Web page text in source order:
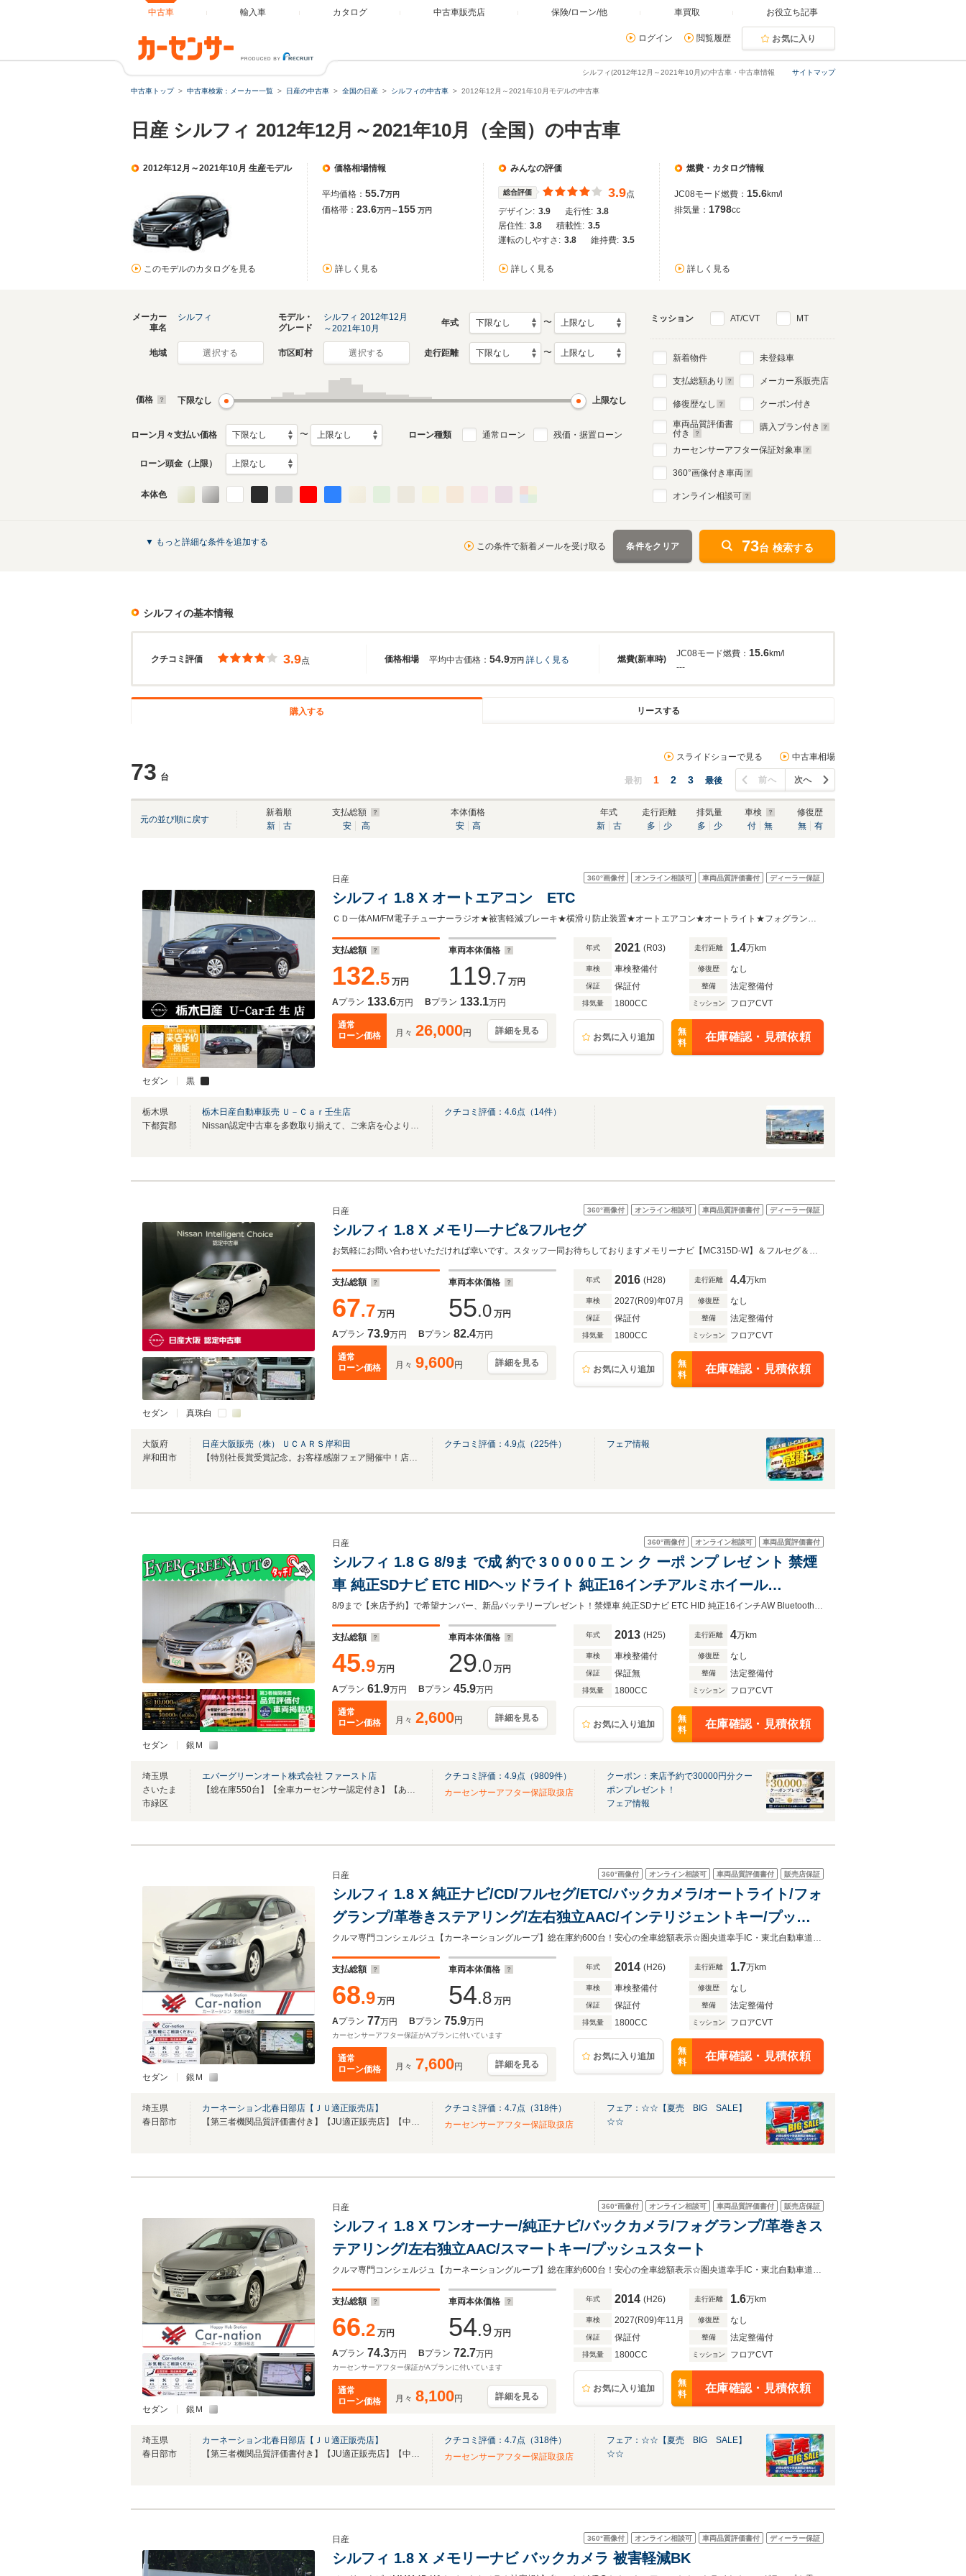
中古車 輸入車 カタログ 中古車販売店 保険/ローン/他 車買取 お役立ち記事
ログイン 閲覧履歴 お気に入り
サイトマップ
シルフィ(2012年12月～2021年10月)の中古車・中古車情報
中古車トップ 中古車検索：メーカー一覧 日産の中古車 全国の日産 シルフィの中古車 2012年12月～2021年10月モデルの中古車
日産 シルフィ 2012年12月～2021年10月（全国）の中古車
2012年12月～2021年10月 生産モデル
このモデルのカタログを見る
価格相場情報
平均価格： 55.7万円
価格帯： 23.6万円～155 万円
詳しく見る
みんなの評価
総合評価 3.9点
デザイン: 3.9 走行性: 3.8
居住性: 3.8 積載性: 3.5
運転のしやすさ: 3.8 維持費: 3.5
詳しく見る
燃費・カタログ情報
JC08モード燃費： 15.6km/l
排気量： 1798cc
詳しく見る
メーカー
車名
シルフィ
モデル・
グレード
シルフィ 2012年12月
～2021年10月
年式 〜
地域 選択する 市区町村 選択する 走行距離 〜
価格 下限なし 上限なし
ローン月々支払い価格 〜 ローン種類 通常ローン 残価・据置ローン
ローン頭金（上限）
本体色
ミッション AT/CVT MT
新着物件
支払総額あり
修復歴なし
車両品質評価書
付き
未登録車
メーカー系販売店
クーポン付き
購入プラン付き
カーセンサーアフター保証対象車
360°画像付き車両
オンライン相談可
▼ もっと詳細な条件を追加する この条件で新着メールを受け取る 条件をクリア 73台 検索する
シルフィの基本情報
クチコミ評価 価格相場 燃費(新車時)
3.9点 平均中古価格： 54.9万円 詳しく見る
JC08モード燃費： 15.6km/l
---
購入する リースする
73 台
スライドショーで見る 中古車相場
最初 1 2 3 最後 前へ 次へ
元の並び順に戻す
新着順
新
古
支払総額
安
高
本体価格
安
高
年式
新
古
走行距離
多
少
排気量
多
少
車検
付
無
修復歴
無
有
セダン 黒
360°画像付 オンライン相談可 車両品質評価書付 ディーラー保証
日産
シルフィ 1.8 X オートエアコン ETC
ＣＤ一体AM/FM電子チューナーラジオ★被害軽減ブレーキ★横滑り防止装置★オートエアコン★オートライト★フォグランプ★インテリジェントキー★ETC
支払総額
132.5 万円
車両本体価格
119.7 万円
Aプラン 133.6万円 Bプラン 133.1万円
通常
ローン価格
月々 26,000円 詳細を見る
年式 2021 (R03) 走行距離 1.4万km
車検 車検整備付 修復歴 なし
保証 保証付 整備 法定整備付
排気量 1800CC ミッション フロアCVT
お気に入り追加
無
料
在庫確認・見積依頼
栃木県
下都賀郡
栃木日産自動車販売 Ｕ－Ｃａｒ壬生店
Nissan認定中古車を多数取り揃えて、ご来店を心よりお待ちしております！
クチコミ評価： 4.6点（ 14件）
セダン 真珠白
360°画像付 オンライン相談可 車両品質評価書付 ディーラー保証
日産
シルフィ 1.8 X メモリ―ナビ&フルセグ
お気軽にお問い合わせいただければ幸いです。スタッフ一同お待ちしておりますメモリーナビ【MC315D-W】＆フルセグ＆バッグカメラ＆ETC
支払総額
67.7 万円
車両本体価格
55.0 万円
Aプラン 73.9万円 Bプラン 82.4万円
通常
ローン価格
月々 9,600円 詳細を見る
年式 2016 (H28) 走行距離 4.4万km
車検 2027(R09)年07月 修復歴 なし
保証 保証付 整備 法定整備付
排気量 1800CC ミッション フロアCVT
お気に入り追加
無
料
在庫確認・見積依頼
大阪府
岸和田市
日産大阪販売（株） ＵＣＡＲＳ岸和田
【特別社長賞受賞記念。お客様感謝フェア開催中！店長決済価格で】
クチコミ評価： 4.9点（225件） フェア情報
セダン 銀Ｍ
360°画像付 オンライン相談可 車両品質評価書付
日産
シルフィ 1.8 G 8/9ま で成 約で 3 0 0 0 0 エ ン ク ーポ ンプ レゼ ント 禁煙
車 純正SDナビ ETC HIDヘッドライト 純正16インチアルミホイール
Bluetooth ミュージックサーバー インテリキー プッシュスタート
8/9まで【来店予約】で希望ナンバー、新品バッテリープレゼント！禁煙車 純正SDナビ ETC HID 純正16インチAW Bluetooth ミュージックサーバ インテリキー プッシュスタート
支払総額
45.9 万円
車両本体価格
29.0 万円
Aプラン 61.9万円 Bプラン 45.9万円
通常
ローン価格
月々 2,600円 詳細を見る
年式 2013 (H25) 走行距離 4万km
車検 車検整備付 修復歴 なし
保証 保証無 整備 法定整備付
排気量 1800CC ミッション フロアCVT
お気に入り追加
無
料
在庫確認・見積依頼
埼玉県
さいたま
市緑区
エバーグリーンオート株式会社 ファースト店
【総在庫550台】【全車カーセンサー認定付き】【あなたの「愛車」が見つかります】
クチコミ評価： 4.9点（9809件）
カーセンサーアフター保証取扱店
クーポン：来店予約で30000円分クー
ポンプレゼント！
フェア情報
セダン 銀Ｍ
360°画像付 オンライン相談可 車両品質評価書付 販売店保証
日産
シルフィ 1.8 X 純正ナビ/CD/フルセグ/ETC/バックカメラ/オートライト/フォ
グランプ/革巻きステアリング/左右独立AAC/インテリジェントキー/プッシ
ュスタート
クルマ専門コンシェルジュ【カーネーショングループ】総在庫約600台！安心の全車総額表示☆圏央道幸手IC・東北自動車道岩槻ICから約30分とアクセス良好【直通電話048-753-6633】
支払総額
68.9 万円
車両本体価格
54.8 万円
Aプラン 77万円 Bプラン 75.9万円
カーセンサーアフター保証がAプランに付いています
通常
ローン価格
月々 7,600円 詳細を見る
年式 2014 (H26) 走行距離 1.7万km
車検 車検整備付 修復歴 なし
保証 保証付 整備 法定整備付
排気量 1800CC ミッション フロアCVT
お気に入り追加
無
料
在庫確認・見積依頼
埼玉県
春日部市
カーネーション北春日部店【ＪＵ適正販売店】
【第三者機関品質評価書付き】【JU適正販売店】【中古自動車販売士資格者常駐】
クチコミ評価： 4.7点（318件）
カーセンサーアフター保証取扱店
フェア：☆☆【夏売 BIG SALE】
☆☆
セダン 銀Ｍ
360°画像付 オンライン相談可 車両品質評価書付 販売店保証
日産
シルフィ 1.8 X ワンオーナー/純正ナビ/バックカメラ/フォグランプ/革巻きス
テアリング/左右独立AAC/スマートキー/プッシュスタート
クルマ専門コンシェルジュ【カーネーショングループ】総在庫約600台！安心の全車総額表示☆圏央道幸手IC・東北自動車道岩槻ICから約30分とアクセス良好【直通電話048-753-6633】
支払総額
66.2 万円
車両本体価格
54.9 万円
Aプラン 74.3万円 Bプラン 72.7万円
カーセンサーアフター保証がAプランに付いています
通常
ローン価格
月々 8,100円 詳細を見る
年式 2014 (H26) 走行距離 1.6万km
車検 2027(R09)年11月 修復歴 なし
保証 保証付 整備 法定整備付
排気量 1800CC ミッション フロアCVT
お気に入り追加
無
料
在庫確認・見積依頼
埼玉県
春日部市
カーネーション北春日部店【ＪＵ適正販売店】
【第三者機関品質評価書付き】【JU適正販売店】【中古自動車販売士資格者常駐】
クチコミ評価： 4.7点（318件）
カーセンサーアフター保証取扱店
フェア：☆☆【夏売 BIG SALE】
☆☆
360°画像付 オンライン相談可 車両品質評価書付 ディーラー保証
日産
シルフィ 1.8 X メモリーナビ バックカメラ 被害軽減BK